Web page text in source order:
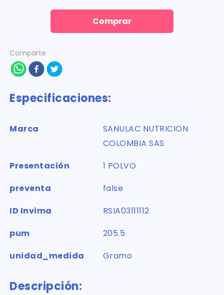
Comprar
Comparte
Especificaciones:
Marca
SANULAC NUTRICION
COLOMBIA SAS
Presentación
1 POLVO
preventa
false
ID Invima
RSIA03111112
pum
205.5
unidad_medida
Gramo
Descripción: